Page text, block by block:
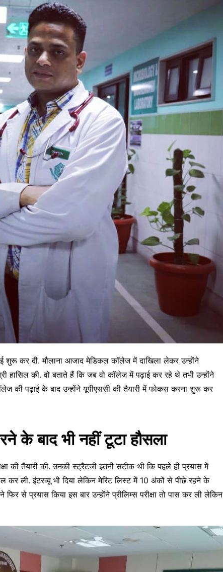
शुरू कर दी. मौलाना आजाद मेडिकल कॉलेज में दाखिला लेकर उन्होंने
हासिल की. वो बताते हैं कि जब वो कॉलेज में पढ़ाई कर रहे थे तभी उन्होंने
की पढ़ाई के बाद उन्होंने यूपीएससी की तैयारी में फोकस करना शुरू कर
के बाद भी नहीं टूटा हौसला
की तैयारी की. उनकी स्ट्रैटजी इतनी सटीक थी कि पहले ही प्रयास में
कर ली. इंटरव्यू भी दिया लेकिन मेरिट लिस्ट में 10 अंकों से पीछे रहने के
से प्रयास किया इस बार उन्होंने प्रीलिम्स परीक्षा तो पास कर ली लेकिन